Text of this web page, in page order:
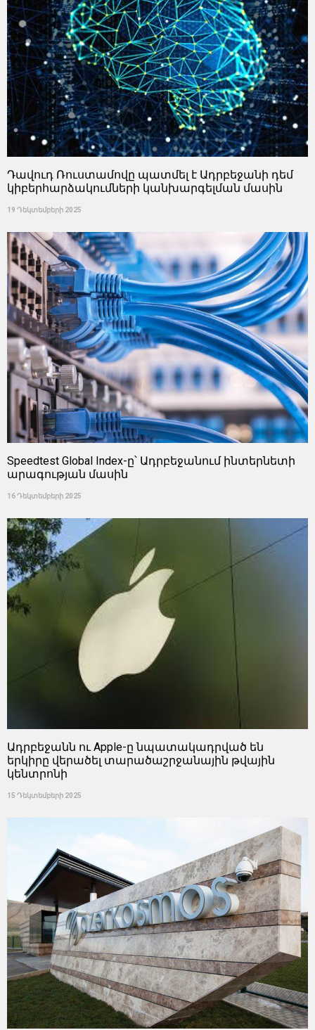
Դավուդ Ռուստամովը պատմել է Ադրբեջանի դեմ
կիբերհարձակումների կանխարգելման մասին
19 Դեկտեմբերի 2025
Speedtest Global Index-ը՝ Ադրբեջանում ինտերնետի
արագության մասին
16 Դեկտեմբերի 2025
Ադրբեջանն ու Apple-ը նպատակադրված են
երկիրը վերածել տարածաշրջանային թվային
կենտրոնի
15 Դեկտեմբերի 2025